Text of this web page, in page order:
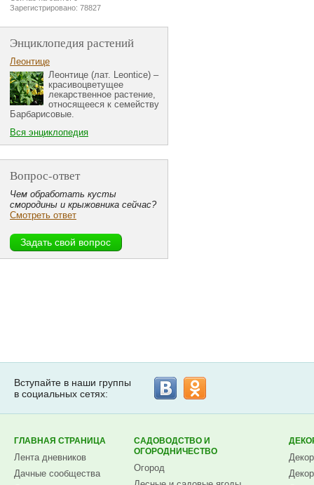
Зарегистрировано: 78827
Энциклопедия растений
Леонтице
Леонтице (лат. Leontice) –
красивоцветущее
лекарственное растение,
относящееся к семейству
Барбарисовые.
Вся энциклопедия
Вопрос-ответ
Чем обработать кусты
смородины и крыжовника сейчас?
Смотреть ответ
Вступайте в наши группы
в социальных сетях:
ГЛАВНАЯ СТРАНИЦА
Лента дневников
Дачные сообщества
САДОВОДСТВО И
ОГОРОДНИЧЕСТВО
Огород